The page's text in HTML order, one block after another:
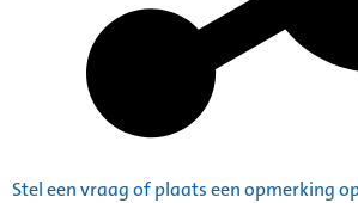
Stel een vraag of plaats een opmerking